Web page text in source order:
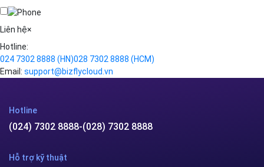
Videos
Liên hệ×
Hotline:
024 7302 8888 (HN)028 7302 8888 (HCM)
Email: support@bizflycloud.vn
Hotline
(024) 7302 8888-(028) 7302 8888
Hỗ trợ kỹ thuật